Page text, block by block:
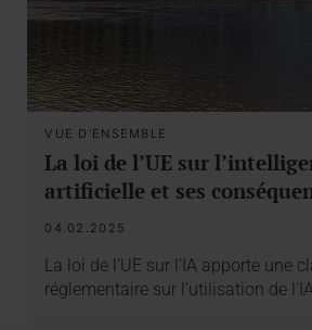
VUE D'ENSEMBLE
La loi de l’UE sur
artificielle et ses
04.02.2025
La loi de l’UE sur l’IA apporte une
réglementaire sur l’utilisation de